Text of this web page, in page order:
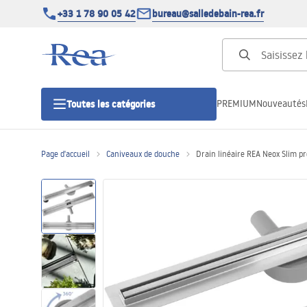
+33 1 78 90 05 42 bureau@salledebain-rea.fr
Toutes les catégories
Portes de douche
Receveurs de douche
Caniveaux de douche
PREMIUMNouveautés
Page d'accueil Caniveaux de douche Drain linéaire REA Neox Slim